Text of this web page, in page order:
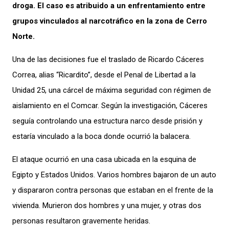
droga. El caso es atribuido a un enfrentamiento entre
grupos vinculados al narcotráfico en la zona de Cerro
Norte.
Una de las decisiones fue el traslado de Ricardo Cáceres
Correa, alias “Ricardito”, desde el Penal de Libertad a la
Unidad 25, una cárcel de máxima seguridad con régimen de
aislamiento en el Comcar. Según la investigación, Cáceres
seguía controlando una estructura narco desde prisión y
estaría vinculado a la boca donde ocurrió la balacera.
El ataque ocurrió en una casa ubicada en la esquina de
Egipto y Estados Unidos. Varios hombres bajaron de un auto
y dispararon contra personas que estaban en el frente de la
vivienda. Murieron dos hombres y una mujer, y otras dos
personas resultaron gravemente heridas.